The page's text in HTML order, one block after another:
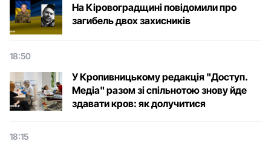
На Кіровоградщині повідомили про
загибель двох захисників
18:50
У Кропивницькому редакція "Доступ.
Медіа" разом зі спільнотою знову йде
здавати кров: як долучитися
18:15